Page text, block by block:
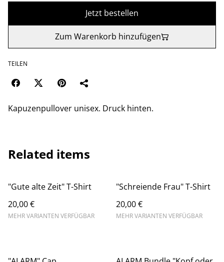
Jetzt bestellen
Zum Warenkorb hinzufügen
TEILEN
Kapuzenpullover unisex. Druck hinten.
Related items
"Gute alte Zeit" T-Shirt
20,00 €
MEHR VARIANTEN VERFÜGBAR
"Schreiende Frau" T-Shirt
20,00 €
MEHR VARIANTEN VERFÜGBAR